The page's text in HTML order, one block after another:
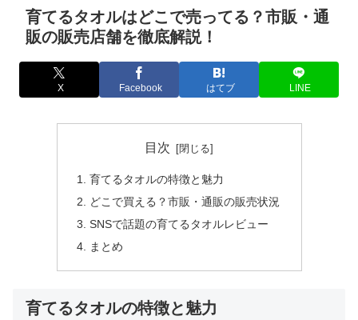
育てるタオルはどこで売ってる？市販・通
販の販売店舗を徹底解説！
X Facebook はてブ LINE
目次
育てるタオルの特徴と魅力
どこで買える？市販・通販の販売状況
SNSで話題の育てるタオルレビュー
まとめ
育てるタオルの特徴と魅力